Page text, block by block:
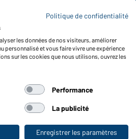
pour particuliers
to whistleblower protection act
Politique de confidentialité
les données de nos visiteurs, améliorer
personnalisé et vous faire vivre une expérience
sur les cookies que nous utilisons, ouvrez les
Performance
La publicité
Enregistrer les paramètres